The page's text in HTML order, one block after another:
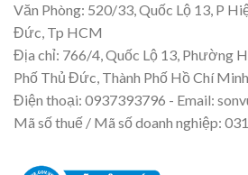
Văn Phòng: 520/33, Quốc Lộ 13, P
Đức, Tp HCM
Địa chỉ: 766/4, Quốc Lộ 13, Phường
Phố Thủ Đức, Thành Phố Hồ Chí Minh
Điện thoại: 0937393796 - Email:
Mã số thuế / Mã số doanh nghiệp: